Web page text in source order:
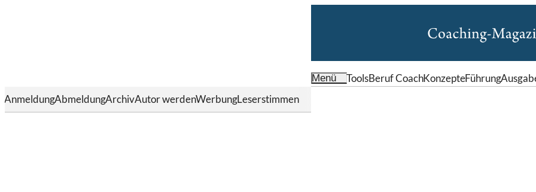
Menü ToolsBeruf CoachKonzepteFührung
AnmeldungAbmeldungArchivAutor werdenWerbungLeserstimmen